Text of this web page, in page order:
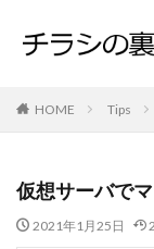
HOME Tips
仮想サーバで
2021年1月25日